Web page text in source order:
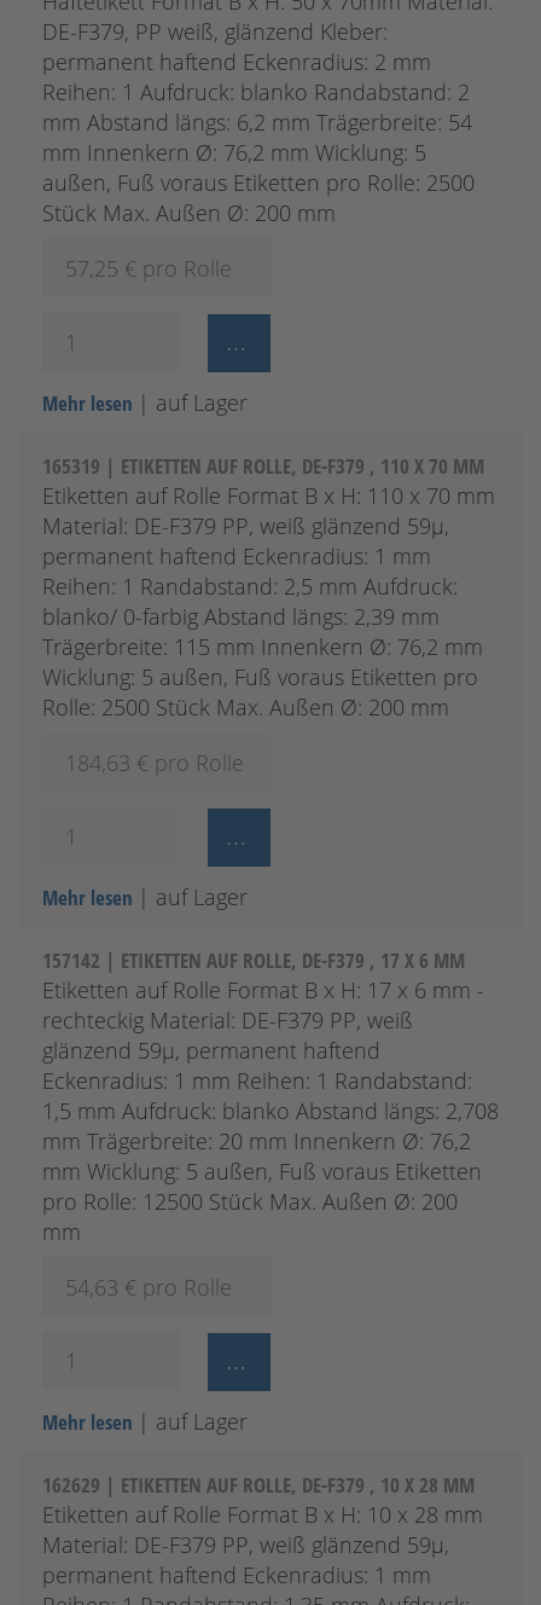
DE-F379, PP weiß, glänzend Kleber:
permanent haftend Eckenradius: 2 mm
Reihen: 1 Aufdruck: blanko Randabstand: 2
mm Abstand längs: 6,2 mm Trägerbreite: 54
mm Innenkern Ø: 76,2 mm Wicklung: 5
außen, Fuß voraus Etiketten pro Rolle: 2500
Stück Max. Außen Ø: 200 mm
57,25 € pro Rolle
Mehr lesen | auf Lager
165319 | ETIKETTEN AUF ROLLE, DE-F379 , 110 X 70 MM
Etiketten auf Rolle Format B x H: 110 x 70 mm
Material: DE-F379 PP, weiß glänzend 59µ,
permanent haftend Eckenradius: 1 mm
Reihen: 1 Randabstand: 2,5 mm Aufdruck:
blanko/ 0-farbig Abstand längs: 2,39 mm
Trägerbreite: 115 mm Innenkern Ø: 76,2 mm
Wicklung: 5 außen, Fuß voraus Etiketten pro
Rolle: 2500 Stück Max. Außen Ø: 200 mm
184,63 € pro Rolle
Mehr lesen | auf Lager
157142 | ETIKETTEN AUF ROLLE, DE-F379 , 17 X 6 MM
Etiketten auf Rolle Format B x H: 17 x 6 mm -
rechteckig Material: DE-F379 PP, weiß
glänzend 59µ, permanent haftend
Eckenradius: 1 mm Reihen: 1 Randabstand:
1,5 mm Aufdruck: blanko Abstand längs: 2,708
mm Trägerbreite: 20 mm Innenkern Ø: 76,2
mm Wicklung: 5 außen, Fuß voraus Etiketten
pro Rolle: 12500 Stück Max. Außen Ø: 200
mm
54,63 € pro Rolle
Mehr lesen | auf Lager
162629 | ETIKETTEN AUF ROLLE, DE-F379 , 10 X 28 MM
Etiketten auf Rolle Format B x H: 10 x 28 mm
Material: DE-F379 PP, weiß glänzend 59µ,
permanent haftend Eckenradius: 1 mm